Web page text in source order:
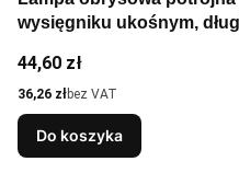
wysięgniku ukośnym,
Cena
44,60 zł
Cena
36,26 złbez VAT
Do koszyka